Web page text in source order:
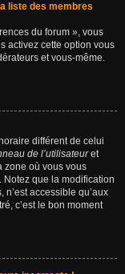
liste des membres
du forum », vous
activez cette option vous
et vous-même.
différent de celui
de l’utilisateuret
zone où vous vous
Notez que la modification
accessible qu’aux
c’est le bon moment